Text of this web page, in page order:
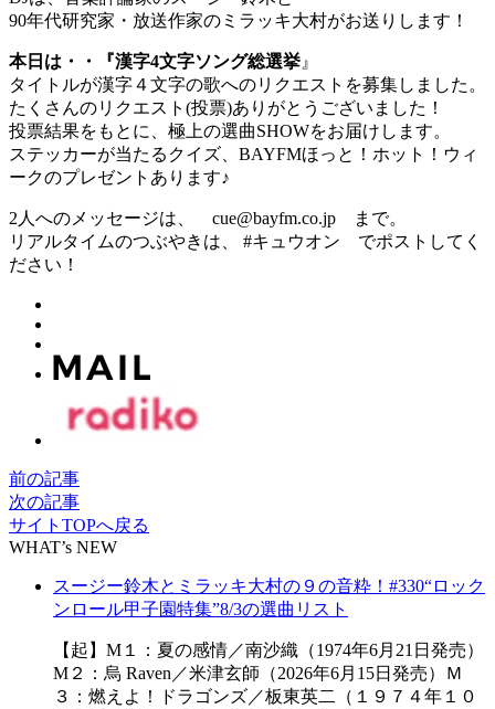
90年代研究家・放送作家のミラッキ大村がお送りします！
本日は・・『漢字4文字ソング総選挙 』
タイトルが漢字４文字の歌へのリクエストを募集しました。
たくさんのリクエスト(投票)ありがとうございました！
投票結果をもとに、極上の選曲SHOWをお届けします。
ステッカーが当たるクイズ、BAYFMほっと！ホット！ウィ
ークのプレゼントあります♪
2人へのメッセージは、 cue@bayfm.co.jp まで。
リアルタイムのつぶやきは、 #キュウオン でポストしてく
ださい！
前の記事
次の記事
サイトTOPへ戻る
WHAT’s NEW
スージー鈴木とミラッキ大村の９の音粋！#330“ロック
ンロール甲子園特集”8/3の選曲リスト
【起】M１：夏の感情／南沙織（1974年6月21日発売）
M２：烏 Raven／米津玄師（2026年6月15日発売）Ｍ
３：燃えよ！ドラゴンズ／板東英二（１９７４年１０